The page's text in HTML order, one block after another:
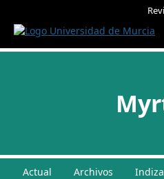
Actual Archivos